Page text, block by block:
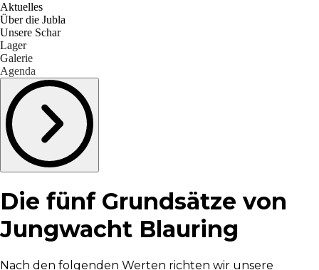
Aktuelles
Über die Jubla
Unsere Schar
Lager
Galerie
Agenda
Die fünf Grundsätze von
Jungwacht Blauring
Nach den folgenden Werten richten wir unsere